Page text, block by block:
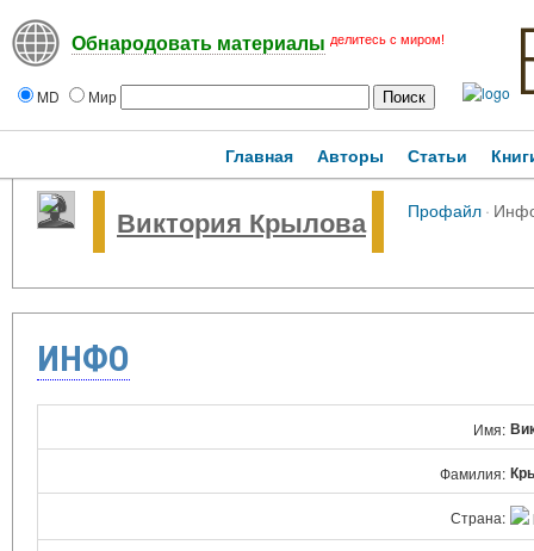
Обнародовать материалы делитесь с миром!
MD Мир
Главная Авторы Статьи
Виктория Крылова Профайл·
ИНФО
Имя:
Фамилия:
Страна: